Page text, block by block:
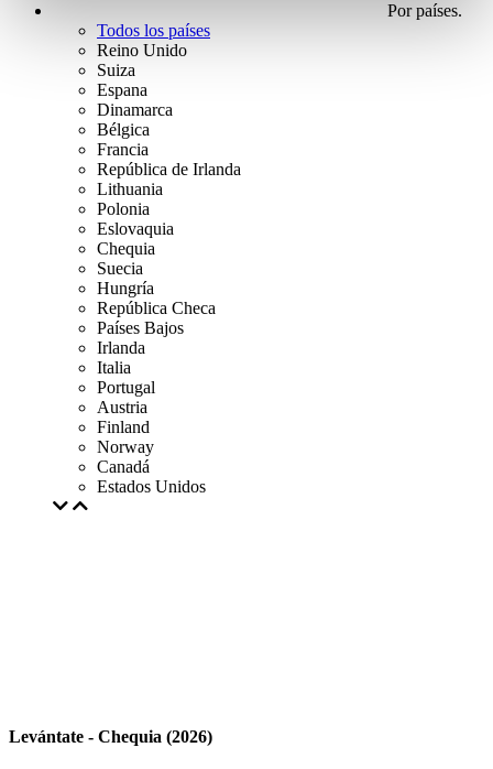
Por países.
Todos los países
Reino Unido
Suiza
Espana
Dinamarca
Bélgica
Francia
República de Irlanda
Lithuania
Polonia
Eslovaquia
Chequia
Suecia
Hungría
República Checa
Países Bajos
Irlanda
Italia
Portugal
Austria
Finland
Norway
Canadá
Estados Unidos
Levántate - Chequia (2026)